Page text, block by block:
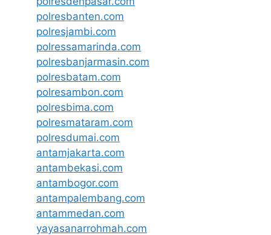
polresbanten.com
polresjambi.com
polressamarinda.com
polresbanjarmasin.com
polresbatam.com
polresambon.com
polresbima.com
polresmataram.com
polresdumai.com
antamjakarta.com
antambekasi.com
antambogor.com
antampalembang.com
antammedan.com
yayasanarrohmah.com